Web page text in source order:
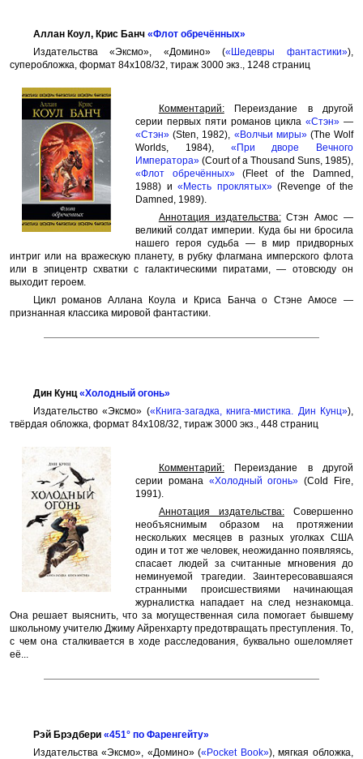
Аллан Коул, Крис Банч «Флот обречённых»
Издательства «Эксмо», «Домино» («Шедевры фантастики»),
суперобложка, формат 84x108/32, тираж 3000 экз., 1248 страниц
Комментарий:Переиздание в другой
серии первых пяти романов цикла «Стэн» —
«Стэн» (Sten, 1982), «Волчьи миры»(The Wolf
Worlds, 1984), «При дворе Вечного
Императора» (Court of a Thousand Suns, 1985),
«Флот обречённых»(Fleet of the Damned,
1988) и «Месть проклятых»(Revenge of the
Damned, 1989).
Аннотация издательства:Стэн Амос —
великий солдат империи. Куда бы ни бросила
нашего героя судьба — в мир придворных
интриг или на вражескую планету, в рубку флагмана имперского флота
или в эпицентр схватки с галактическими пиратами, — отовсюду он
выходит героем.
Цикл романов Аллана Коула и Криса Банча о Стэне Амосе —
признанная классика мировой фантастики.
Дин Кунц«Холодный огонь»
Издательство «Эксмо» («Книга-загадка, книга-мистика. Дин Кунц»),
твёрдая обложка, формат 84x108/32, тираж 3000 экз., 448 страниц
Комментарий:Переиздание в другой
серии романа «Холодный огонь» (Cold Fire,
1991).
Аннотация издательства:Совершенно
необъяснимым образом на протяжении
нескольких месяцев в разных уголках США
один и тот же человек, неожиданно появляясь,
спасает людей за считанные мгновения до
неминуемой трагедии. Заинтересовавшаяся
странными происшествиями начинающая
журналистка нападает на след незнакомца.
Она решает выяснить, что за могущественная сила помогает бывшему
школьному учителю Джиму Айренхарту предотвращать преступления. То,
с чем она сталкивается в ходе расследования, буквально ошеломляет
её...
Рэй Брэдбери «451° по Фаренгейту»
Издательства «Эксмо», «Домино» («Pocket Book»), мягкая обложка,